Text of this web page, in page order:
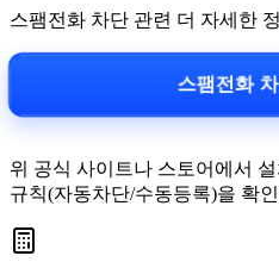
스팸전화 차단 관련 더 자세한
스팸전화
위 공식 사이트나 스토어에서
규칙(자동차단/수동등록)을 확